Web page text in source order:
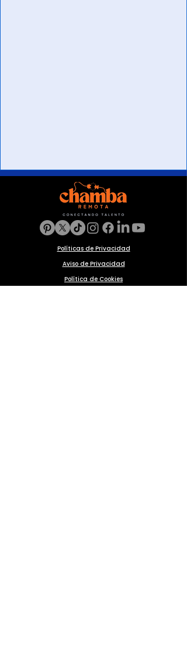
Políticas de Privacidad
Aviso de Privacidad
Política de Cookies